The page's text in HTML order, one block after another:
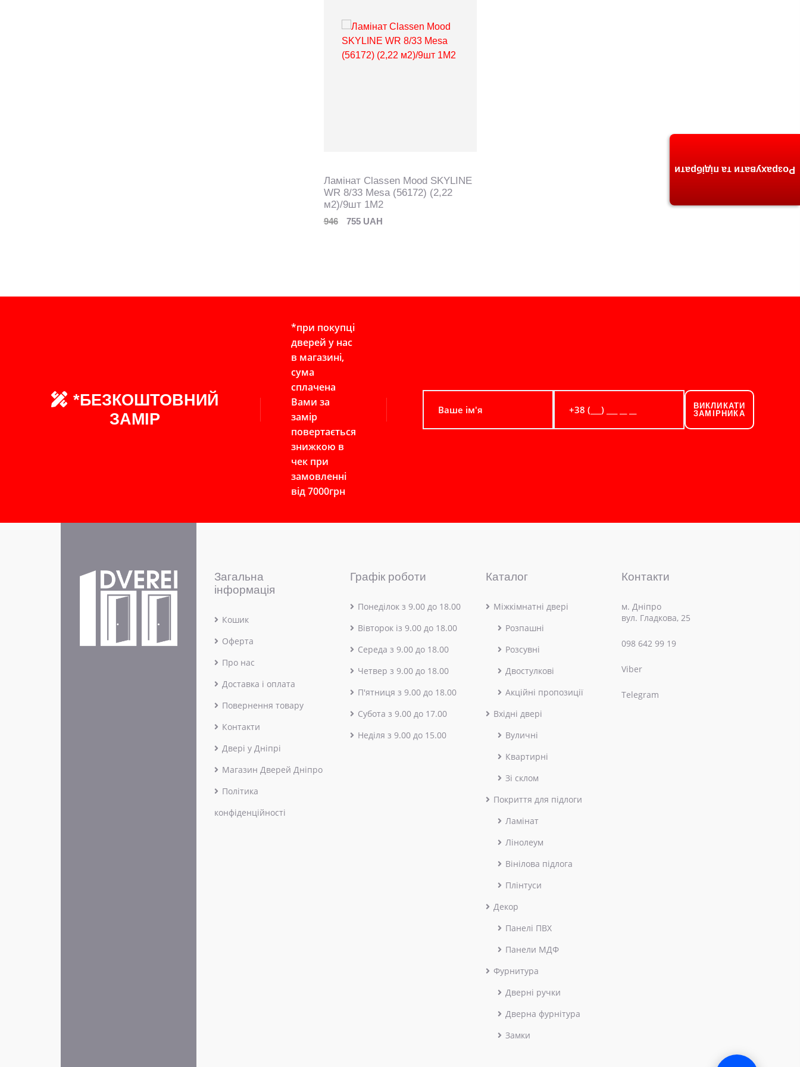
Ламінат Classen Mood SKYLINE
WR 8/33 Mesa (56172) (2,22
м2)/9шт 1М2
946 755 UAH
*БЕЗКОШТОВНИЙ
ЗАМІР
*при покупці
дверей у нас
в магазині,
сума
сплачена
Вами за
замір
повертається
знижкою в
чек при
замовленні
від 7000грн
ВИКЛИКАТИ
ЗАМІРНИКА
Загальна
інформація
Кошик
Оферта
Про нас
Доставка і оплата
Повернення товару
Контакти
Двері у Дніпрі
Магазин Дверей Дніпро
Політика
конфіденційності
Графік роботи
Понеділок з 9.00 до 18.00
Вівторок із 9.00 до 18.00
Середа з 9.00 до 18.00
Четвер з 9.00 до 18.00
П'ятниця з 9.00 до 18.00
Субота з 9.00 до 17.00
Неділя з 9.00 до 15.00
Каталог
Міжкімнатні двері
Розпашні
Розсувні
Двостулкові
Акційні пропозиції
Вхідні двері
Вуличні
Квартирні
Зі склом
Покриття для підлоги
Ламінат
Лінолеум
Вінілова підлога
Плінтуси
Декор
Панелі ПВХ
Панели МДФ
Фурнитура
Дверні ручки
Дверна фурнітура
Замки
Контакти
м. Дніпро
вул. Гладкова, 25
098 642 99 19
Viber
Telegram
Розрахувати та підібрати